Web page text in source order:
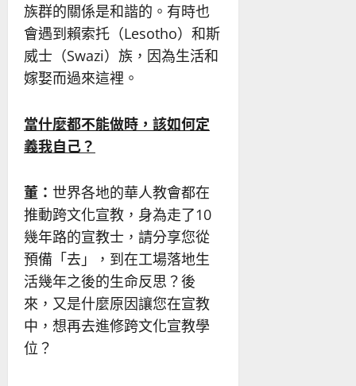
族群的關係是和諧的。有時也
會遇到賴索托（Lesotho）和斯
威士（Swazi）族，因為生活和
嫁娶而過來這裡。
當什麼都不能做時，該如何定
義我自己？
董： 世界各地的華人教會都在
推動跨文化宣教，身為走了10
幾年路的宣教士，請分享您從
預備「去」，到在工場落地生
活幾年之後的生命反思？後
來，又是什麼原因讓您在宣教
中，想再去進修跨文化宣教學
位？